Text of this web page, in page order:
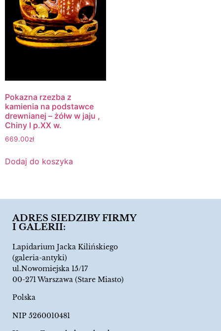
Pokazna rzezba z
kamienia na podstawce
drewnianej – żółw w jaju ,
Chiny I p.XX w.
669.00zł
Dodaj do koszyka
ADRES SIEDZIBY FIRMY
I GALERII:
Lapidarium Jacka Kilińskiego
(galeria-antyki)
ul.Nowomiejska 15/17
00-271 Warszawa (Stare Miasto)
Polska
NIP 5260010481